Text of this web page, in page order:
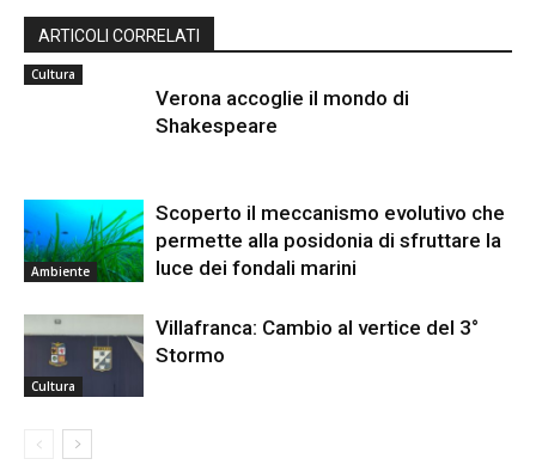
ARTICOLI CORRELATI
Cultura
Verona accoglie il mondo di
Shakespeare
Ambiente
Scoperto il meccanismo evolutivo che
permette alla posidonia di sfruttare la
luce dei fondali marini
Cultura
Villafranca: Cambio al vertice del 3°
Stormo